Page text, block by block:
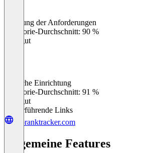
Erfüllung der Anforderungen
Kategorie-Durchschnitt: 90 %
Sehr gut
Einfache Einrichtung
Kategorie-Durchschnitt: 91 %
Sehr gut
Weiterführende Links
proranktracker.com
Allgemeine Features